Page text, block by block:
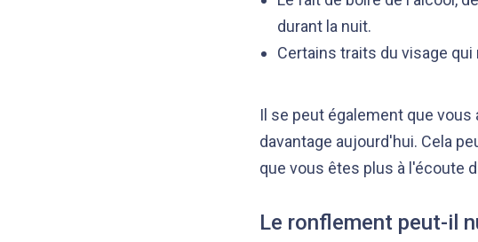
durant la nuit.
Certains traits du visage
Il se peut également que
davantage aujourd'hui. Cela
que vous êtes plus à l'écoute
Le ronflement peut-il